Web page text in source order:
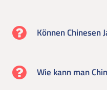
Können Chinesen
Wie kann man